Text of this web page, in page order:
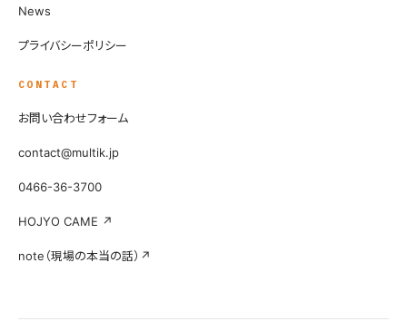
News
プライバシーポリシー
CONTACT
お問い合わせフォーム
contact@multik.jp
0466-36-3700
HOJYO CAME ↗
note（現場の本当の話）↗